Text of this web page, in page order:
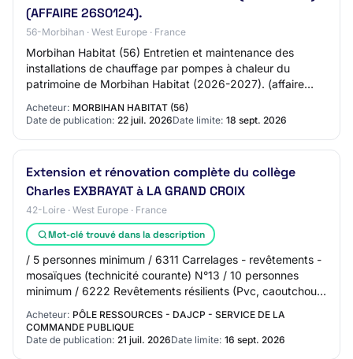
(AFFAIRE 26S0124).
56-Morbihan · West Europe · France
Morbihan Habitat (56) Entretien et maintenance des
installations de chauffage par pompes à chaleur du
patrimoine de Morbihan Habitat (2026-2027). (affaire
Acheteur: MORBIHAN HABITAT (56)
Date de publication: 22 juil. 2026Date limite: 18 sept. 2026
Extension et rénovation complète du collège
Charles EXBRAYAT à LA GRAND CROIX
42-Loire · West Europe · France
Mot-clé trouvé dans la description
/ 5 personnes minimum / 6311 Carrelages - revêtements -
mosaïques (technicité courante) N°13 / 10 personnes
minimum / 6222 Revêtements résilients (Pvc, caoutchouc,
linoléum et assimilés) (technicité…
Acheteur: PÔLE RESSOURCES - DAJCP - SERVICE DE LA
COMMANDE PUBLIQUE
Date de publication: 21 juil. 2026Date limite: 16 sept. 2026